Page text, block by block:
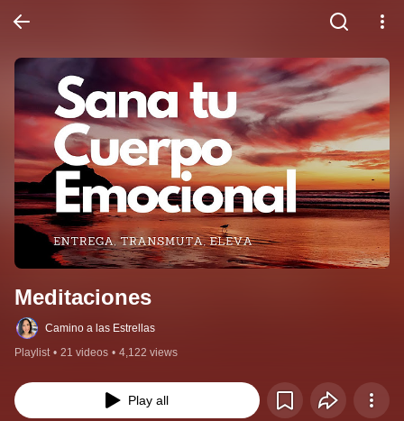
Meditaciones
Camino a las Estrellas
Playlist • 21 videos • 4,122 views
Play all